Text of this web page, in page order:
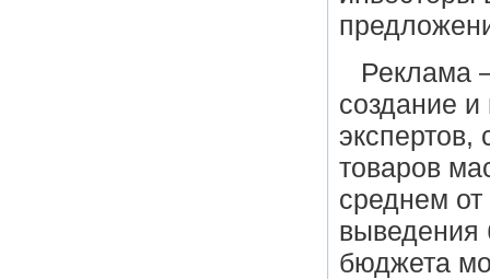
Реклама
создание
экспертов,
товаров
среднем
выведения
бюджета